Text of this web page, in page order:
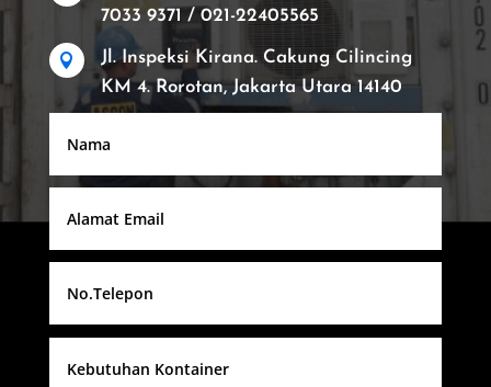
7033 9371 / 021-22405565

Jl. Inspeksi Kirana. Cakung Cilincing
KM 4. Rorotan, Jakarta Utara 14140